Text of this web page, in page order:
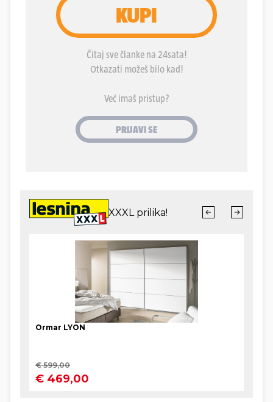
predmetu INA-MOL sud je naložio Sanaderu
oduzimanje imovinske koristi od pet milijuna eura.